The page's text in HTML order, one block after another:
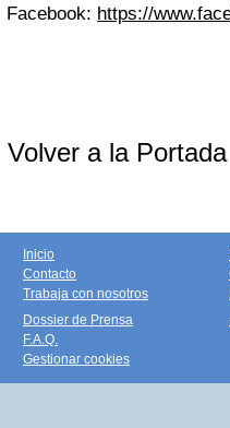
Facebook: https://
Volver a la
Inicio
Contacto
Trabaja con nosotros
Dossier de Prensa
F.A.Q.
Gestionar cookies